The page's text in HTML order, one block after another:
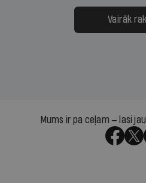
augstos procentus,
jau trīs dienas
nākamās sapulces
Vairāk
Mums ir pa ceļam — lasi